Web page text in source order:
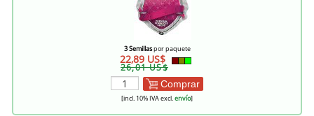
3 Semillaspor paquete
22,89 US$
26,01 US$
Comprar
[incl. 10% IVA excl.envío]